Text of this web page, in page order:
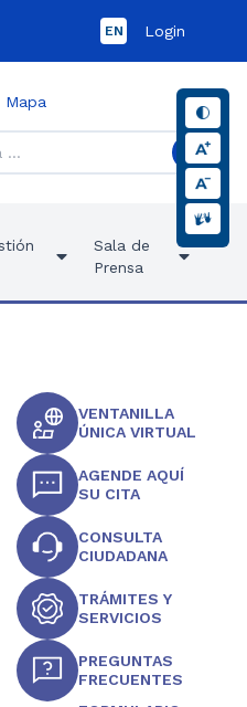
EN Login
Mapa
Sala de
Prensa
VENTANILLA
ÚNICA VIRTUAL
AGENDE AQUÍ
SU CITA
CONSULTA
CIUDADANA
TRÁMITES Y
SERVICIOS
PREGUNTAS
FRECUENTES